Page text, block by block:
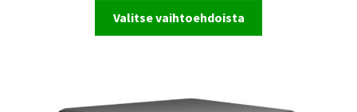
Valitse vaihtoehdoista